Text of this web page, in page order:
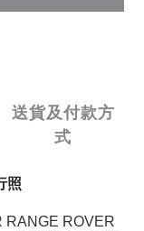
送貨及付款方
式
照
RANGE ROVER